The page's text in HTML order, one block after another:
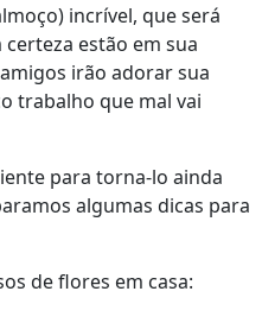
incrível, que será
estão em sua
irão adorar sua
trabalho que mal vai
para torna-lo ainda
algumas dicas para
de flores em casa: